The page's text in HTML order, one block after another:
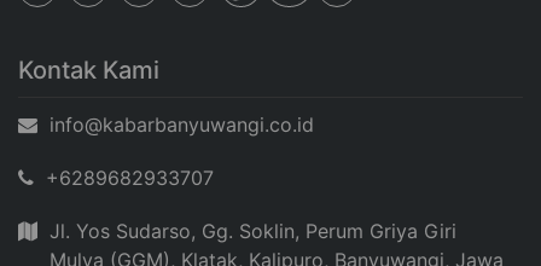
Kontak Kami
info@kabarbanyuwangi.co.id
+6289682933707
Jl. Yos Sudarso, Gg. Soklin, Perum Griya Giri
Mulya (GGM), Klatak, Kalipuro, Banyuwangi, Jawa